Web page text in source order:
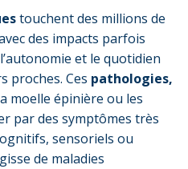
touchent des millions de
des impacts parfois
et le quotidien
proches. Ces pathologies,
moelle épinière ou les
par des symptômes très
sensoriels ou
de maladies